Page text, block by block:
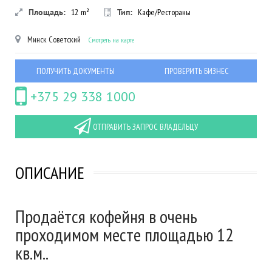
Площадь: 12 m² Тип: Кафе/Рестораны
Минск Советский Смотреть на карте
ПОЛУЧИТЬ ДОКУМЕНТЫ ПРОВЕРИТЬ БИЗНЕС
+375 29 338 1000
ОТПРАВИТЬ ЗАПРОС ВЛАДЕЛЬЦУ
ОПИСАНИЕ
Продаётся кофейня в очень
проходимом месте площадью 12
кв.м..